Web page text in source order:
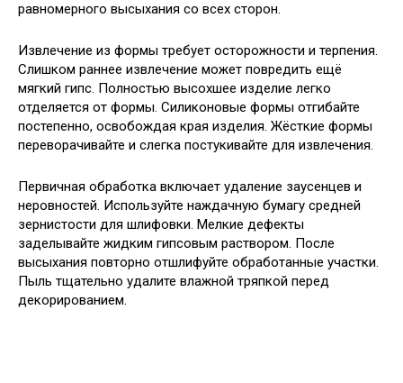
равномерного высыхания со всех сторон.
Извлечение из формы требует осторожности и терпения.
Слишком раннее извлечение может повредить ещё
мягкий гипс. Полностью высохшее изделие легко
отделяется от формы. Силиконовые формы отгибайте
постепенно, освобождая края изделия. Жёсткие формы
переворачивайте и слегка постукивайте для извлечения.
Первичная обработка включает удаление заусенцев и
неровностей. Используйте наждачную бумагу средней
зернистости для шлифовки. Мелкие дефекты
заделывайте жидким гипсовым раствором. После
высыхания повторно отшлифуйте обработанные участки.
Пыль тщательно удалите влажной тряпкой перед
декорированием.